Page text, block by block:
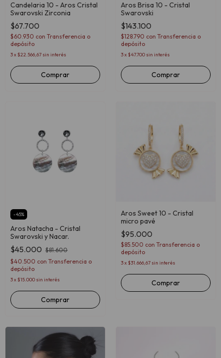
Candelaria 10 - Aros Cristal
Swarovski Zirconia
$67.700
$60.930 con Transferencia o
depósito
3x $22.566,67 sin interés
Aros Brisa 10 - Cristal
Swarovski
$143.100
$128.790 con Transferencia o
depósito
3x $47.700 sin interés
Comprar
-45%
Aros Natacha - Cristal
Swarovski y Nacar.
$45.000 $81.600
$40.500 con Transferencia o
depósito
3x $15.000 sin interés
Comprar
Aros Sweet 10 - Cristal
micro pavé
$95.000
$85.500 con Transferencia o
depósito
3x $31.666,67 sin interés
Comprar